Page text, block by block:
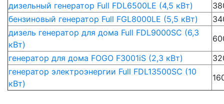
дизельный генератор Full FDL6500LE (4,5 кВт)
бензиновый генератор Full FGL8000LE (5,5 кВт)
дизель генератор для дома Full FDL9000SC (6,3
кВт)
генератор для дома FOGO F3001iS (2,3 кВт)
генератор электроэнергии Full FDL13500SC (10
кВт)